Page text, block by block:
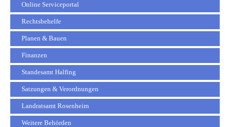
Online Serviceportal
Rechtsbehelfe
Planen & Bauen
Finanzen
Standesamt Halfing
Satzungen & Verordnungen
Landratsamt Rosenheim
Weitere Behörden